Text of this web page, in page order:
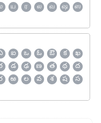
ய ர ல வ ஷ
ஸ
ఐ ఒ ఓ ఔ క
ఖ
డ ఢ ణ త థ
ద
ఱ ల వ శ ష
స